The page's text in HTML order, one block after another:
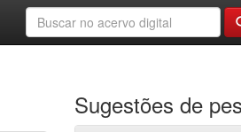
Sugestões de